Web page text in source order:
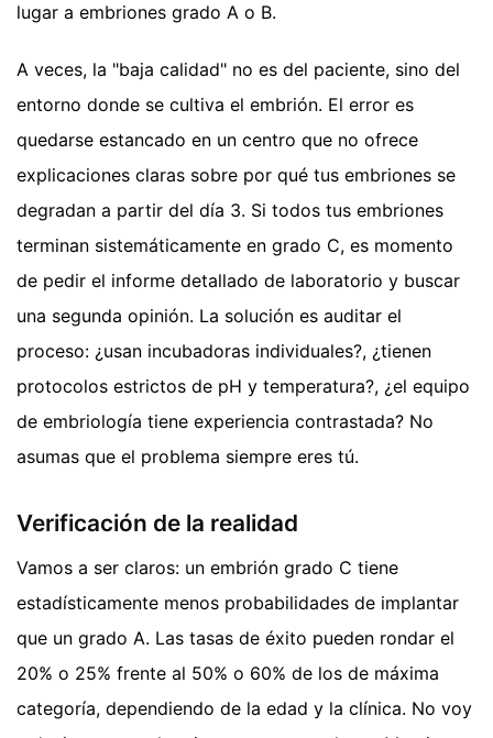
lugar a embriones grado A o B.
A veces, la "baja calidad" no es del paciente, sino del
entorno donde se cultiva el embrión. El error es
quedarse estancado en un centro que no ofrece
explicaciones claras sobre por qué tus embriones se
degradan a partir del día 3. Si todos tus embriones
terminan sistemáticamente en grado C, es momento
de pedir el informe detallado de laboratorio y buscar
una segunda opinión. La solución es auditar el
proceso: ¿usan incubadoras individuales?, ¿tienen
protocolos estrictos de pH y temperatura?, ¿el equipo
de embriología tiene experiencia contrastada? No
asumas que el problema siempre eres tú.
Verificación de la realidad
Vamos a ser claros: un embrión grado C tiene
estadísticamente menos probabilidades de implantar
que un grado A. Las tasas de éxito pueden rondar el
20% o 25% frente al 50% o 60% de los de máxima
categoría, dependiendo de la edad y la clínica. No voy